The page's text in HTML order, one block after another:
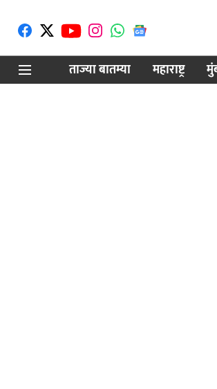
ताज्या बातम्या
महाराष्ट्र